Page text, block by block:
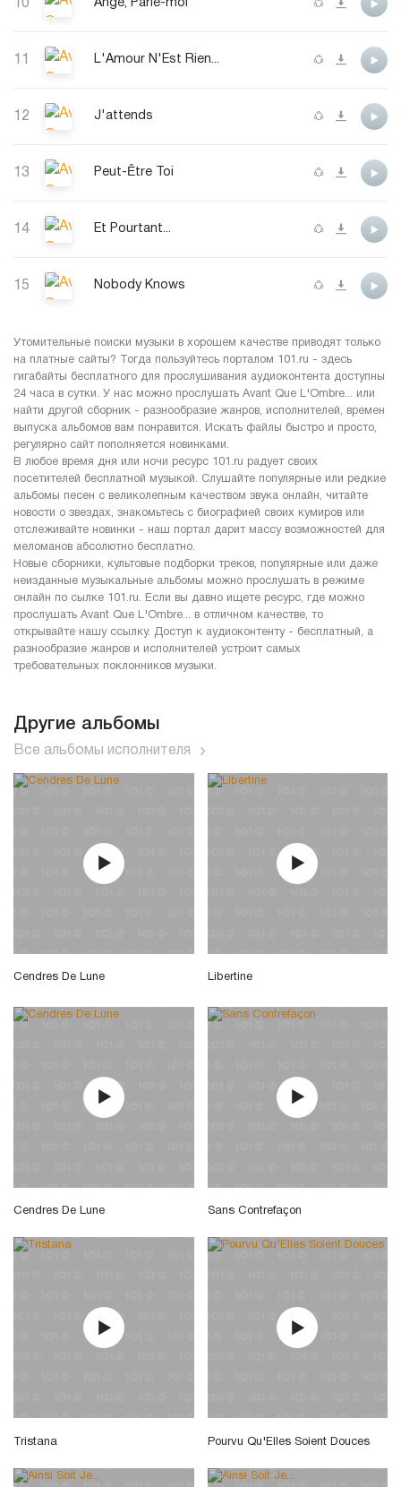
10 Ange, Parle-moi
11 L'Amour N'Est Rien...
12 J'attends
13 Peut-Être Toi
14 Et Pourtant...
15 Nobody Knows
Утомительные поиски музыки в хорошем качестве приводят только
на платные сайты? Тогда пользуйтесь порталом 101.ru - здесь
гигабайты бесплатного для прослушивания аудиоконтента доступны
24 часа в сутки. У нас можно прослушать Avant Que L'Ombre... или
найти другой сборник - разнообразие жанров, исполнителей, времен
выпуска альбомов вам понравится. Искать файлы быстро и просто,
регулярно сайт пополняется новинками.
В любое время дня или ночи ресурс 101.ru радует своих
посетителей бесплатной музыкой. Слушайте популярные или редкие
альбомы песен с великолепным качеством звука онлайн, читайте
новости о звездах, знакомьтесь с биографией своих кумиров или
отслеживайте новинки - наш портал дарит массу возможностей для
меломанов абсолютно бесплатно.
Новые сборники, культовые подборки треков, популярные или даже
неизданные музыкальные альбомы можно прослушать в режиме
онлайн по сылке 101.ru. Если вы давно ищете ресурс, где можно
прослушать Avant Que L'Ombre... в отличном качестве, то
открывайте нашу ссылку. Доступ к аудиоконтенту - бесплатный, а
разнообразие жанров и исполнителей устроит самых
требовательных поклонников музыки.
Другие альбомы
Все альбомы исполнителя
Cendres De Lune Libertine
Cendres De Lune Sans Contrefaçon
Tristana Pourvu Qu'Elles Soient Douces